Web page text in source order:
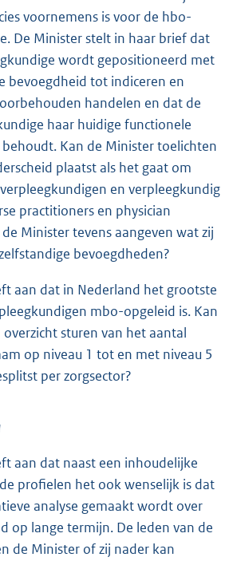
voornemens is voor de hbo-
De Minister stelt in haar brief dat
wordt gepositioneerd met
bevoegdheid tot indiceren en
handelen en dat de
haar huidige functionele
Kan de Minister toelichten
plaatst als het gaat om
en verpleegkundig
practitioners en physician
Minister tevens aangeven wat zij
bevoegdheden?
aan dat in Nederland het grootste
mbo-opgeleid is. Kan
sturen van het aantal
op niveau 1 tot en met niveau 5
per zorgsector?
aan dat naast een inhoudelijke
profielen het ook wenselijk is dat
analyse gemaakt wordt over
op lange termijn. De leden van de
de Minister of zij nader kan